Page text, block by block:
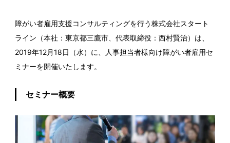
障がい者雇用支援コンサルティングを行う株式会社スタート
ライン（本社：東京都三鷹市、代表取締役：西村賢治）は、
2019年12月18日（水）に、人事担当者様向け障がい者雇用セ
ミナーを開催いたします。
セミナー概要